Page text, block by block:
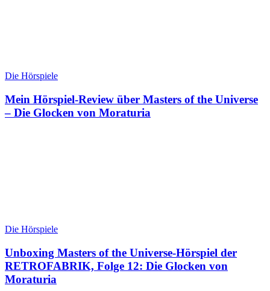
Die Hörspiele
Mein Hörspiel-Review über Masters of the Universe
– Die Glocken von Moraturia
Die Hörspiele
Unboxing Masters of the Universe-Hörspiel der
RETROFABRIK, Folge 12: Die Glocken von
Moraturia